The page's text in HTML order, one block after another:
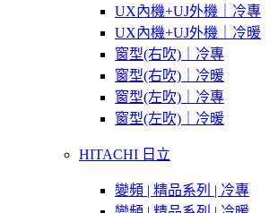
UX內機+UJ外機｜冷專
UX內機+UJ外機｜冷暖
窗型(右吹)｜冷專
窗型(右吹)｜冷暖
窗型(左吹)｜冷專
窗型(左吹)｜冷暖
HITACHI 日立
變頻 | 精品系列 | 冷專